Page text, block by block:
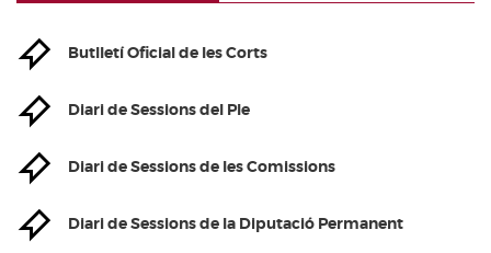
Butlletí Oficial de les Corts
Diari de Sessions del Ple
Diari de Sessions de les Comissions
Diari de Sessions de la Diputació Permanent